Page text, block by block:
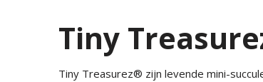
Tiny
Tiny Treasurez® zijn levende mini-